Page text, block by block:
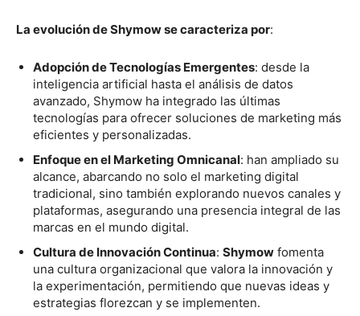
La evolución de Shymow se caracteriza por:
Adopción de Tecnologías Emergentes: desde la
inteligencia artificial hasta el análisis de datos
avanzado, Shymow ha integrado las últimas
tecnologías para ofrecer soluciones de marketing más
eficientes y personalizadas.
Enfoque en el Marketing Omnicanal: han ampliado su
alcance, abarcando no solo el marketing digital
tradicional, sino también explorando nuevos canales y
plataformas, asegurando una presencia integral de las
marcas en el mundo digital.
Cultura de Innovación Continua: Shymow fomenta
una cultura organizacional que valora la innovación y
la experimentación, permitiendo que nuevas ideas y
estrategias florezcan y se implementen.